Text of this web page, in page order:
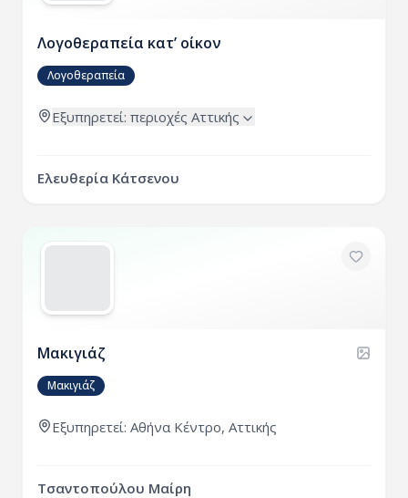
Λογοθεραπεία κατ’ οίκον
Λογοθεραπεία
Εξυπηρετεί: περιοχές Αττικής
Ελευθερία Κάτσενου
Μακιγιάζ
Μακιγιάζ
Εξυπηρετεί: Αθήνα Κέντρο, Αττικής
Τσαντοπούλου Μαίρη